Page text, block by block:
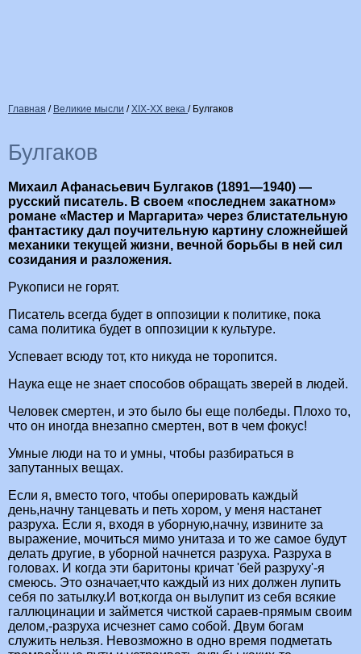
Главная / Великие мысли /XIX-XX века / Булгаков
Булгаков
Михаил Афанасьевич Булгаков (1891—1940) —
русский писатель. В своем «последнем закатном»
романе «Мастер и Маргарита» через блистательную
фантастику дал поучительную картину сложнейшей
механики текущей жизни, вечной борьбы в ней сил
созидания и разложения.
Рукописи не горят.
Писатель всегда будет в оппозиции к политике, пока
сама политика будет в оппозиции к культуре.
Успевает всюду тот, кто никуда не торопится.
Наука еще не знает способов обращать зверей в людей.
Человек смертен, и это было бы еще полбеды. Плохо то,
что он иногда внезапно смертен, вот в чем фокус!
Умные люди на то и умны, чтобы разбираться в
запутанных вещах.
Если я, вместо того, чтобы оперировать каждый
день,начну танцевать и петь хором, у меня настанет
разруха. Если я, входя в уборную,начну, извините за
выражение, мочиться мимо унитаза и то же самое будут
делать другие, в уборной начнется разруха. Разруха в
головах. И когда эти баритоны кричат 'бей разруху'-я
смеюсь. Это означает,что каждый из них должен лупить
себя по затылку.И вот,когда он вылупит из себя всякие
галлюцинации и займется чисткой сараев-прямым своим
делом,-разруха исчезнет само собой. Двум богам
служить нельзя. Невозможно в одно время подметать